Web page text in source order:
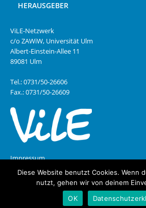
HERAUSGEBER
ViLE-Netzwerk
c/o ZAWiW, Universität Ulm
Albert-Einstein-Allee 11
89081 Ulm
Tel.: 0731/50-26606
Fax.: 0731/50-26609
Impressum
Datenschutz
Copyright © 2026 | MH Magazine WordPress
Diese Website benutzt Cookies. Wenn
nutzt, gehen wir von deinem
OK